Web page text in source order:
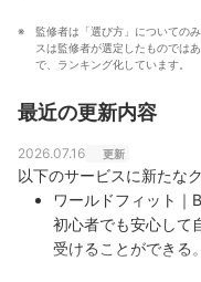
監修者は「選び方」についての
スは監修者が選定したものでは
で、ランキング化しています。
最近の更新内容
2026.07.16 更新
以下のサービスに新たな
ワールドフィット｜
初心者でも安心して
受けることができる